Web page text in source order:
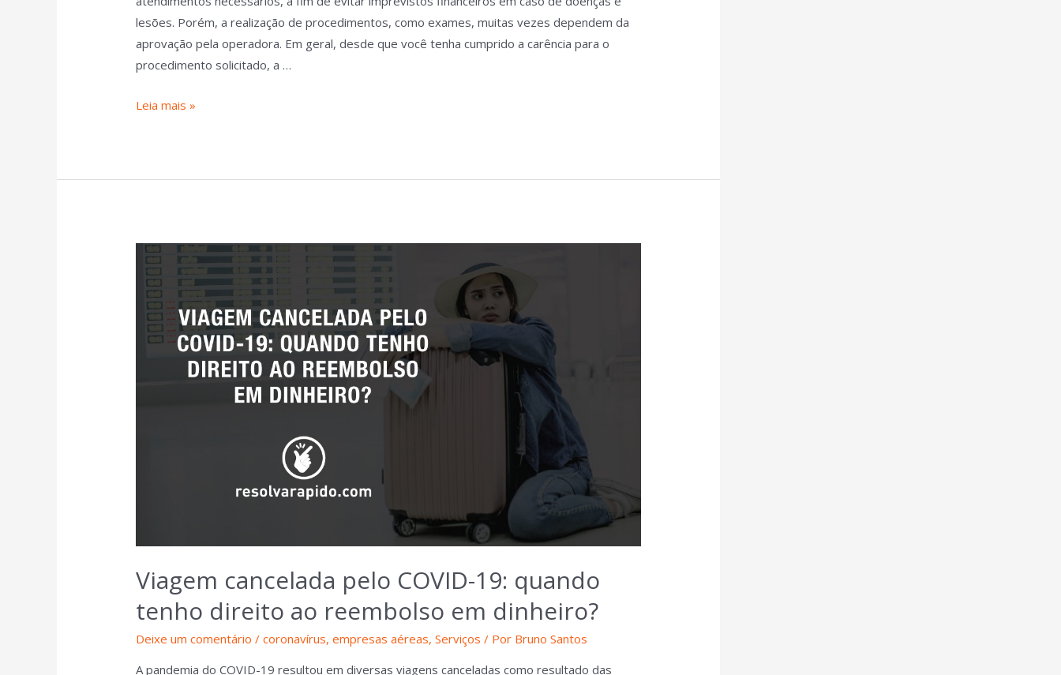
lesões. Porém, a realização de procedimentos, como exames, muitas vezes dependem da
aprovação pela operadora. Em geral, desde que você tenha cumprido a carência para o
procedimento solicitado, a …
Leia mais »
Viagem cancelada pelo COVID-19: quando
tenho direito ao reembolso em dinheiro?
Deixe um comentário /coronavírus,empresas aéreas,Serviços / Por Bruno Santos
A pandemia do COVID-19 resultou em diversas viagens canceladas como resultado das